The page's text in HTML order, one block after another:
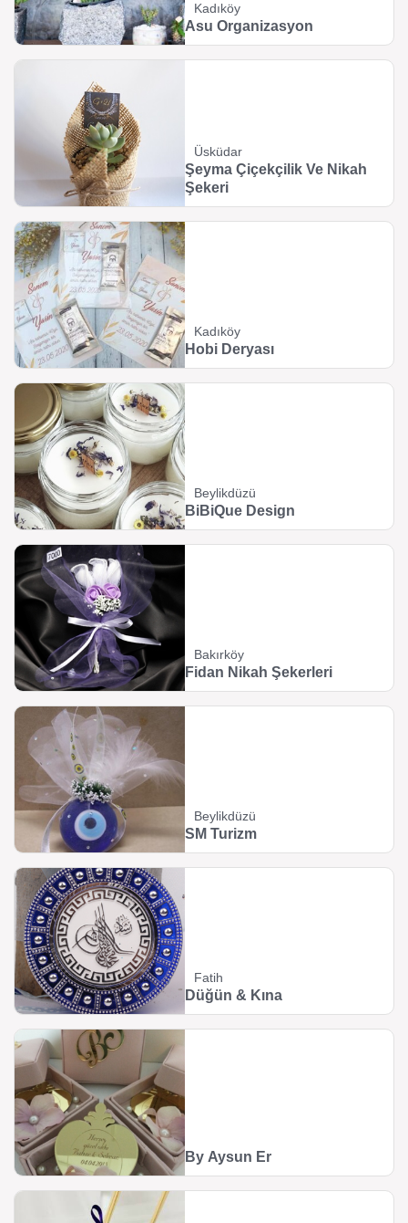
Kadıköy
Asu Organizasyon
Üsküdar
Şeyma Çiçekçilik Ve Nikah
Şekeri
Kadıköy
Hobi Deryası
Beylikdüzü
BiBiQue Design
Bakırköy
Fidan Nikah Şekerleri
Beylikdüzü
SM Turizm
Fatih
Düğün & Kına
By Aysun Er